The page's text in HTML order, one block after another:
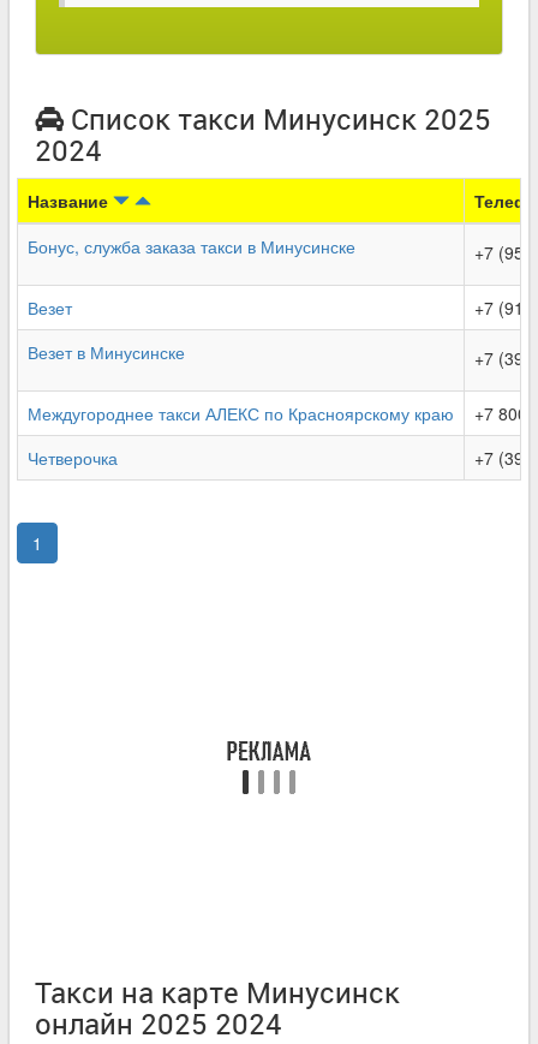
Список такси Минусинск 2025
2024
Название
Бонус, служба заказа такси в Минусинске
+7
Везет
+7
Везет в Минусинске
+7
Междугороднее такси АЛЕКС по Красноярскому краю
+7
Четверочка
+7
1
Такси на карте Минусинск
онлайн 2025 2024